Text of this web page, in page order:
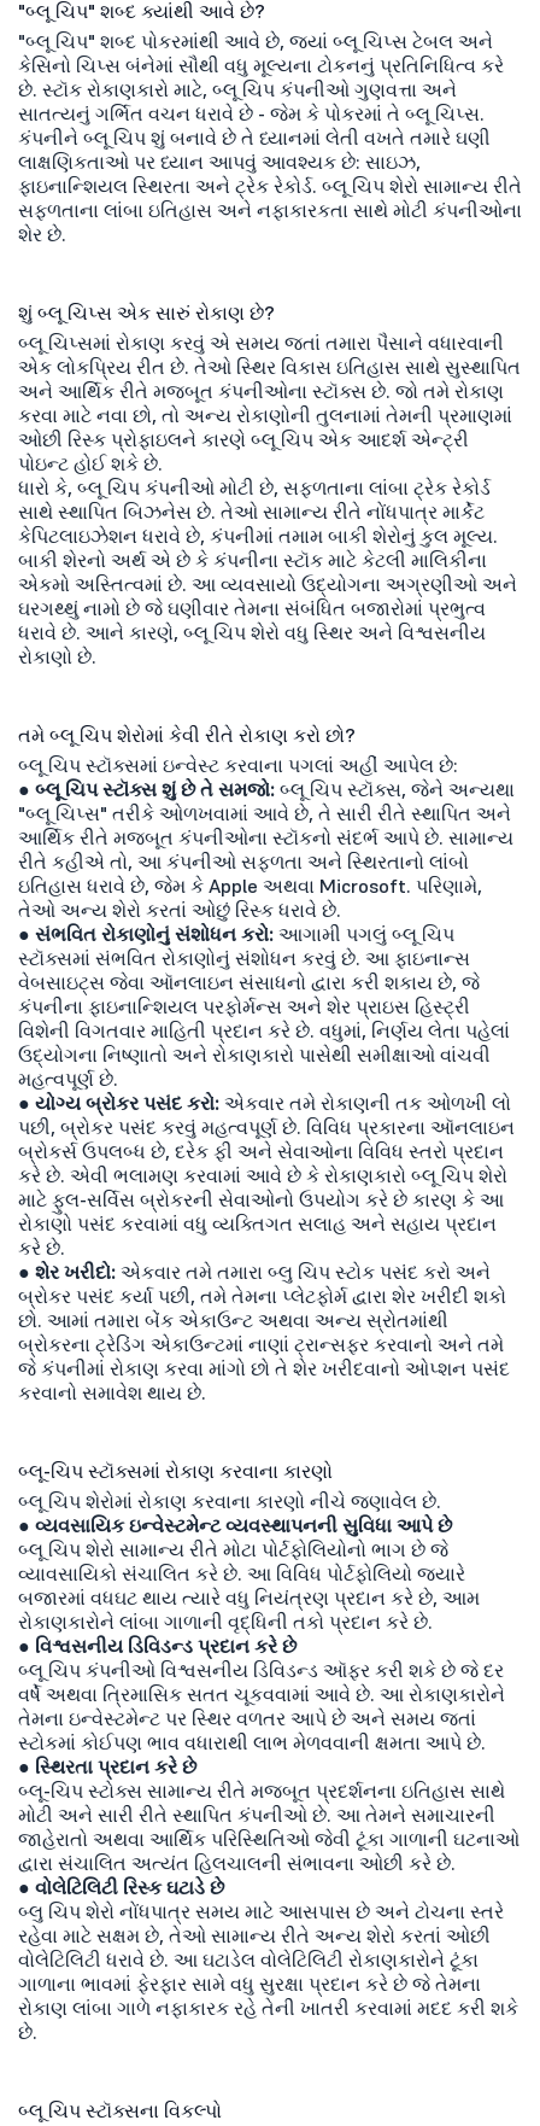
"બ્લૂ ચિપ" શબ્દ ક્યાંથી આવે છે?
"બ્લૂ ચિપ" શબ્દ પોકરમાંથી આવે છે, જ્યાં બ્લૂ ચિપ્સ ટેબલ અને
કેસિનો ચિપ્સ બંનેમાં સૌથી વધુ મૂલ્યના ટોકનનું પ્રતિનિધિત્વ કરે
છે. સ્ટૉક રોકાણકારો માટે, બ્લૂ ચિપ કંપનીઓ ગુણવત્તા અને
સાતત્યનું ગર્ભિત વચન ધરાવે છે - જેમ કે પોકરમાં તે બ્લૂ ચિપ્સ.
કંપનીને બ્લૂ ચિપ શું બનાવે છે તે ધ્યાનમાં લેતી વખતે તમારે ઘણી
લાક્ષણિકતાઓ પર ધ્યાન આપવું આવશ્યક છે: સાઇઝ,
ફાઇનાન્શિયલ સ્થિરતા અને ટ્રેક રેકોર્ડ. બ્લૂ ચિપ શેરો સામાન્ય રીતે
સફળતાના લાંબા ઇતિહાસ અને નફાકારકતા સાથે મોટી કંપનીઓના
શેર છે.
શું બ્લૂ ચિપ્સ એક સારું રોકાણ છે?
બ્લૂ ચિપ્સમાં રોકાણ કરવું એ સમય જતાં તમારા પૈસાને વધારવાની
એક લોકપ્રિય રીત છે. તેઓ સ્થિર વિકાસ ઇતિહાસ સાથે સુસ્થાપિત
અને આર્થિક રીતે મજબૂત કંપનીઓના સ્ટૉક્સ છે. જો તમે રોકાણ
કરવા માટે નવા છો, તો અન્ય રોકાણોની તુલનામાં તેમની પ્રમાણમાં
ઓછી રિસ્ક પ્રોફાઇલને કારણે બ્લૂ ચિપ એક આદર્શ એન્ટ્રી
પોઇન્ટ હોઈ શકે છે.
ધારો કે, બ્લૂ ચિપ કંપનીઓ મોટી છે, સફળતાના લાંબા ટ્રેક રેકોર્ડ
સાથે સ્થાપિત બિઝનેસ છે. તેઓ સામાન્ય રીતે નોંધપાત્ર માર્કેટ
કેપિટલાઇઝેશન ધરાવે છે, કંપનીમાં તમામ બાકી શેરોનું કુલ મૂલ્ય.
બાકી શેરનો અર્થ એ છે કે કંપનીના સ્ટૉક માટે કેટલી માલિકીના
એકમો અસ્તિત્વમાં છે. આ વ્યવસાયો ઉદ્યોગના અગ્રણીઓ અને
ઘરગથ્થું નામો છે જે ઘણીવાર તેમના સંબંધિત બજારોમાં પ્રભુત્વ
ધરાવે છે. આને કારણે, બ્લૂ ચિપ શેરો વધુ સ્થિર અને વિશ્વસનીય
રોકાણો છે.
તમે બ્લૂ ચિપ શેરોમાં કેવી રીતે રોકાણ કરો છો?
બ્લૂ ચિપ સ્ટૉક્સમાં ઇન્વેસ્ટ કરવાના પગલાં અહીં આપેલ છે:
● બ્લૂ ચિપ સ્ટૉક્સ શું છે તે સમજો: બ્લૂ ચિપ સ્ટૉક્સ, જેને અન્યથા
"બ્લૂ ચિપ્સ" તરીકે ઓળખવામાં આવે છે, તે સારી રીતે સ્થાપિત અને
આર્થિક રીતે મજબૂત કંપનીઓના સ્ટૉકનો સંદર્ભ આપે છે. સામાન્ય
રીતે કહીએ તો, આ કંપનીઓ સફળતા અને સ્થિરતાનો લાંબો
ઇતિહાસ ધરાવે છે, જેમ કે Apple અથવા Microsoft. પરિણામે,
તેઓ અન્ય શેરો કરતાં ઓછું રિસ્ક ધરાવે છે.
● સંભવિત રોકાણોનું સંશોધન કરો: આગામી પગલું બ્લૂ ચિપ
સ્ટૉક્સમાં સંભવિત રોકાણોનું સંશોધન કરવું છે. આ ફાઇનાન્સ
વેબસાઇટ્સ જેવા ઑનલાઇન સંસાધનો દ્વારા કરી શકાય છે, જે
કંપનીના ફાઇનાન્શિયલ પરફોર્મન્સ અને શેર પ્રાઇસ હિસ્ટ્રી
વિશેની વિગતવાર માહિતી પ્રદાન કરે છે. વધુમાં, નિર્ણય લેતા પહેલાં
ઉદ્યોગના નિષ્ણાતો અને રોકાણકારો પાસેથી સમીક્ષાઓ વાંચવી
મહત્વપૂર્ણ છે.
● યોગ્ય બ્રોકર પસંદ કરો: એકવાર તમે રોકાણની તક ઓળખી લો
પછી, બ્રોકર પસંદ કરવું મહત્વપૂર્ણ છે. વિવિધ પ્રકારના ઑનલાઇન
બ્રોકર્સ ઉપલબ્ધ છે, દરેક ફી અને સેવાઓના વિવિધ સ્તરો પ્રદાન
કરે છે. એવી ભલામણ કરવામાં આવે છે કે રોકાણકારો બ્લૂ ચિપ શેરો
માટે ફુલ-સર્વિસ બ્રોકરની સેવાઓનો ઉપયોગ કરે છે કારણ કે આ
રોકાણો પસંદ કરવામાં વધુ વ્યક્તિગત સલાહ અને સહાય પ્રદાન
કરે છે.
● શેર ખરીદો: એકવાર તમે તમારા બ્લુ ચિપ સ્ટોક પસંદ કરો અને
બ્રોકર પસંદ કર્યા પછી, તમે તેમના પ્લેટફોર્મ દ્વારા શેર ખરીદી શકો
છો. આમાં તમારા બેંક એકાઉન્ટ અથવા અન્ય સ્રોતમાંથી
બ્રોકરના ટ્રેડિંગ એકાઉન્ટમાં નાણાં ટ્રાન્સફર કરવાનો અને તમે
જે કંપનીમાં રોકાણ કરવા માંગો છો તે શેર ખરીદવાનો ઓપ્શન પસંદ
કરવાનો સમાવેશ થાય છે.
બ્લૂ-ચિપ સ્ટૉક્સમાં રોકાણ કરવાના કારણો
બ્લૂ ચિપ શેરોમાં રોકાણ કરવાના કારણો નીચે જણાવેલ છે.
● વ્યવસાયિક ઇન્વેસ્ટમેન્ટ વ્યવસ્થાપનની સુવિધા આપે છે
બ્લૂ ચિપ શેરો સામાન્ય રીતે મોટા પોર્ટફોલિયોનો ભાગ છે જે
વ્યાવસાયિકો સંચાલિત કરે છે. આ વિવિધ પોર્ટફોલિયો જ્યારે
બજારમાં વધઘટ થાય ત્યારે વધુ નિયંત્રણ પ્રદાન કરે છે, આમ
રોકાણકારોને લાંબા ગાળાની વૃદ્ધિની તકો પ્રદાન કરે છે.
● વિશ્વસનીય ડિવિડન્ડ પ્રદાન કરે છે
બ્લૂ ચિપ કંપનીઓ વિશ્વસનીય ડિવિડન્ડ ઑફર કરી શકે છે જે દર
વર્ષે અથવા ત્રિમાસિક સતત ચૂકવવામાં આવે છે. આ રોકાણકારોને
તેમના ઇન્વેસ્ટમેન્ટ પર સ્થિર વળતર આપે છે અને સમય જતાં
સ્ટોકમાં કોઈપણ ભાવ વધારાથી લાભ મેળવવાની ક્ષમતા આપે છે.
● સ્થિરતા પ્રદાન કરે છે
બ્લૂ-ચિપ સ્ટોક્સ સામાન્ય રીતે મજબૂત પ્રદર્શનના ઇતિહાસ સાથે
મોટી અને સારી રીતે સ્થાપિત કંપનીઓ છે. આ તેમને સમાચારની
જાહેરાતો અથવા આર્થિક પરિસ્થિતિઓ જેવી ટૂંકા ગાળાની ઘટનાઓ
દ્વારા સંચાલિત અત્યંત હિલચાલની સંભાવના ઓછી કરે છે.
● વોલેટિલિટી રિસ્ક ઘટાડે છે
બ્લુ ચિપ શેરો નોંધપાત્ર સમય માટે આસપાસ છે અને ટોચના સ્તરે
રહેવા માટે સક્ષમ છે, તેઓ સામાન્ય રીતે અન્ય શેરો કરતાં ઓછી
વોલેટિલિટી ધરાવે છે. આ ઘટાડેલ વોલેટિલિટી રોકાણકારોને ટૂંકા
ગાળાના ભાવમાં ફેરફાર સામે વધુ સુરક્ષા પ્રદાન કરે છે જે તેમના
રોકાણ લાંબા ગાળે નફાકારક રહે તેની ખાતરી કરવામાં મદદ કરી શકે
છે.
બ્લૂ ચિપ સ્ટૉક્સના વિકલ્પો